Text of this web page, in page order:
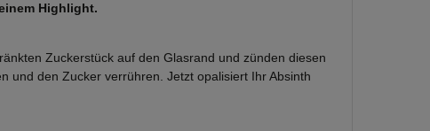
Highlight.
Zuckerstück auf den Glasrand und zünden diesen
und den Zucker verrühren. Jetzt opalisiert Ihr Absinth